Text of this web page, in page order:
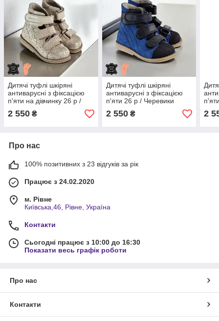
Дитячі туфлі шкіряні
антиварусні з фіксацією
п'яти на дівчинку 26 р /
Дитяче ортопедичне
взуття
2 550 ₴
Дитячі туфлі шкіряні
антиварусні з фіксацією
п'яти 26 р / Черевики
ортопедичні для дітей
2 550₴ 2
Про нас
100% позитивних з 23 відгуків за рік
Працює з 24.02.2020
м. Рівне
Київська,46, Рівне, Україна
Контакти
Сьогодні працює з 10:00 до 16:30
Показати весь графік роботи
Про нас
Контакти